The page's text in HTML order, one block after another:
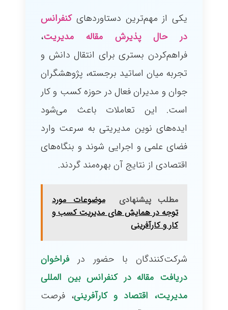
یکی از مهم‌ترین دستاوردهایکنفرانس
در حال پذیرش مقاله مدیریت،
فراهم‌کردن بستری برای انتقال دانش و
تجربه میان اساتید برجسته، پژوهشگران
جوان و مدیران فعال در حوزه کسب و کار
است. این تعاملات باعث می‌شود
ایده‌های نوین مدیریتی به سرعت وارد
فضای علمی و اجرایی شوند و بنگاه‌های
اقتصادی از نتایج آن بهره‌مند گردند.
مطلب پیشنهادی
موضوعات مورد
توجه در همایش های مدیریت کسب و
کار و کارآفرینی
شرکت‌کنندگان با حضور درفراخوان
دریافت مقاله در کنفرانس بین المللی
مدیریت، اقتصاد و کارآفرینی، فرصت